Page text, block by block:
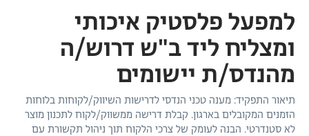
למפעל פלסטיק איכותי
ומצליח ליד ב"ש דרוש/ה
מהנדס/ת יישומים
תיאור התפקיד: מענה טכני הנדסי לדרישות השיווק/לקוחות בלוחות
הזמנים המקובלים בארגון. קבלת דרישה ממשווק/לקוח לתכנון מוצר
לא סטנדרטי. הבנה לעומק של צרכי הלקוח תוך ניהול תקשורת עם